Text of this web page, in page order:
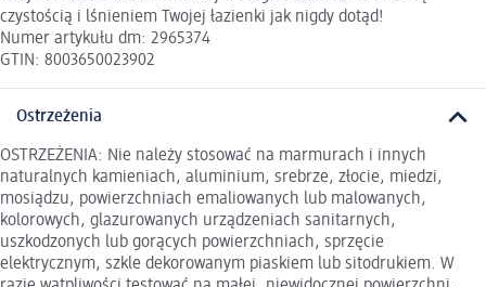
czystością i lśnieniem Twojej łazienki jak nigdy dotąd!
Numer artykułu dm: 2965374
GTIN: 8003650023902
Ostrzeżenia
OSTRZEŻENIA: Nie należy stosować na marmurach i innych
naturalnych kamieniach, aluminium, srebrze, złocie, miedzi,
mosiądzu, powierzchniach emaliowanych lub malowanych,
kolorowych, glazurowanych urządzeniach sanitarnych,
uszkodzonych lub gorących powierzchniach, sprzęcie
elektrycznym, szkle dekorowanym piaskiem lub sitodrukiem. W